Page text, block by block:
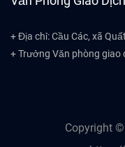
+ Địa chỉ: Cầu Các, xã
+ Trưởng Văn phòng giao
Copyright ©